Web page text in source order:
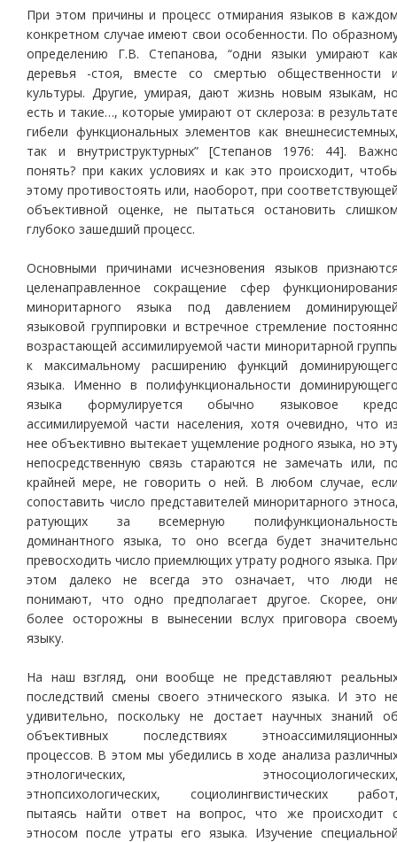
При этом причины и процесс отмирания языков в
конкретном случае имеют свои особенности. По
определению Г.В. Степанова, “одни языки умирают
деревья -стоя, вместе со смертью общественности
культуры. Другие, умирая, дают жизнь новым языкам,
есть и такие…, которые умирают от склероза: в
гибели функциональных элементов как
так и внутриструктурных” [Степанов 1976: 44].
понять? при каких условиях и как это происходит,
этому противостоять или, наоборот, при
объективной оценке, не пытаться остановить
глубоко зашедший процесс.
Основными причинами исчезновения языков
целенаправленное сокращение сфер
миноритарного языка под давлением
языковой группировки и встречное стремление
возрастающей ассимилируемой части миноритарной
к максимальному расширению функций
языка. Именно в полифункциональности
языка формулируется обычно языковое
ассимилируемой части населения, хотя очевидно, что
нее объективно вытекает ущемление родного языка, но
непосредственную связь стараются не замечать или,
крайней мере, не говорить о ней. В любом случае,
сопоставить число представителей миноритарного
ратующих за всемерную
доминантного языка, то оно всегда будет
превосходить число приемлющих утрату родного языка.
этом далеко не всегда это означает, что люди
понимают, что одно предполагает другое. Скорее,
более осторожны в вынесении вслух приговора
языку.
На наш взгляд, они вообще не представляют
последствий смены своего этнического языка. И это
удивительно, поскольку не достает научных знаний
объективных последствиях
процессов. В этом мы убедились в ходе анализа
этнологических,
этнопсихологических, социолингвистических
пытаясь найти ответ на вопрос, что же происходит
этносом после утраты его языка. Изучение